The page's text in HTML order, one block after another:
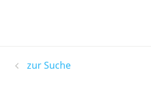
zur Suche